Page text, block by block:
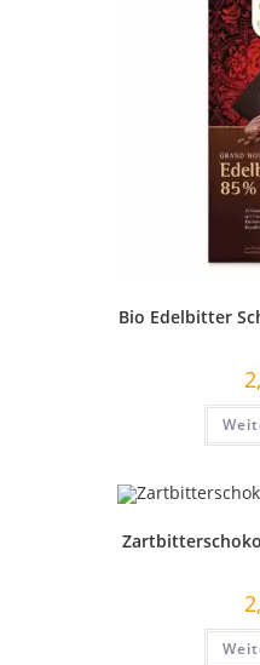
Bio Edelbitter